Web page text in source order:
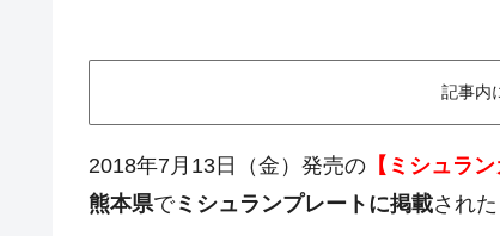
記事内
2018年7月13日（金）発売の 【ミシュラ
熊本県でミシュランプレートに掲載された